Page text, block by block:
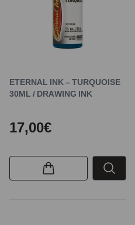
ETERNAL INK – TURQUOISE
30ML / DRAWING INK
17,00€